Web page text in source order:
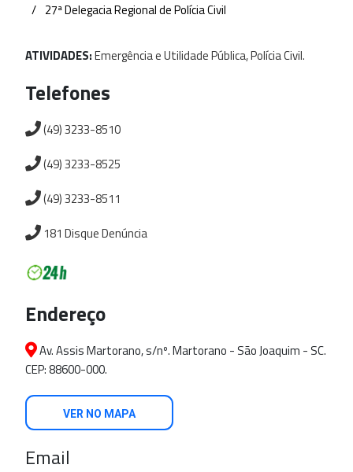
27ª Delegacia Regional de Polícia Civil
ATIVIDADES:EmergênciaeUtilidadePública,PolíciaCivil.
Telefones
(49) 3233-8510
(49) 3233-8525
(49) 3233-8511
181 Disque Denúncia
Endereço
Av. Assis Martorano, s/nº. Martorano - São Joaquim - SC.
CEP: 88600-000.
VER NO MAPA
Email